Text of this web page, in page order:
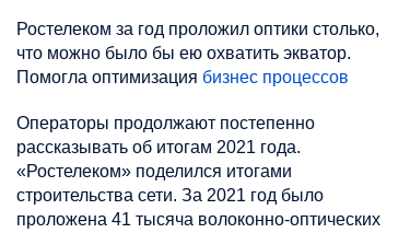
Ростелеком за год проложил оптики столько,
что можно было бы ею охватить экватор.
Помогла оптимизация бизнес процессов
Операторы продолжают постепенно
рассказывать об итогам 2021 года.
«Ростелеком» поделился итогами
строительства сети. За 2021 год было
проложена 41 тысяча волоконно-оптических